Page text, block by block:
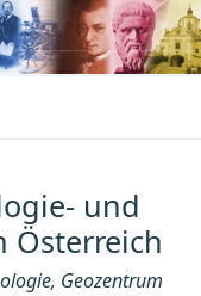
und
Österreich
Geozentrum